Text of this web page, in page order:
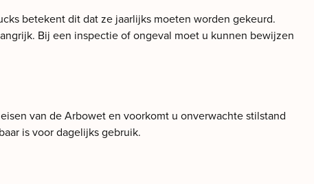
betekent dit dat ze jaarlijks moeten worden gekeurd.
Bij een inspectie of ongeval moet u kunnen bewijzen
van de Arbowet en voorkomt u onverwachte stilstand
is voor dagelijks gebruik.